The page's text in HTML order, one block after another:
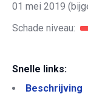
01 mei 2019
Schade niveau:
Snelle links:
Beschrijving